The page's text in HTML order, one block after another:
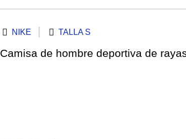
NIKE TALLA S
Camisa de hombre deportiva de